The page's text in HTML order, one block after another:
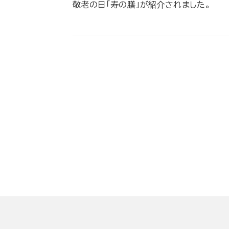
敬老の日「寿の膳」が紹介されました。